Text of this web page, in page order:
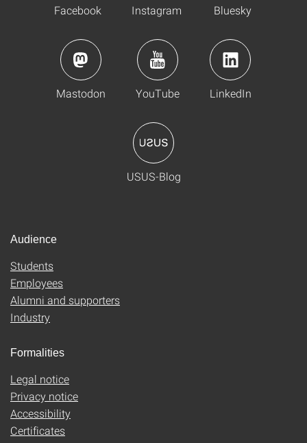
Facebook Instagram Bluesky
Mastodon YouTube LinkedIn
USUS-Blog
Audience
Students
Employees
Alumni and supporters
Industry
Formalities
Legal notice
Privacy notice
Accessibility
Certificates